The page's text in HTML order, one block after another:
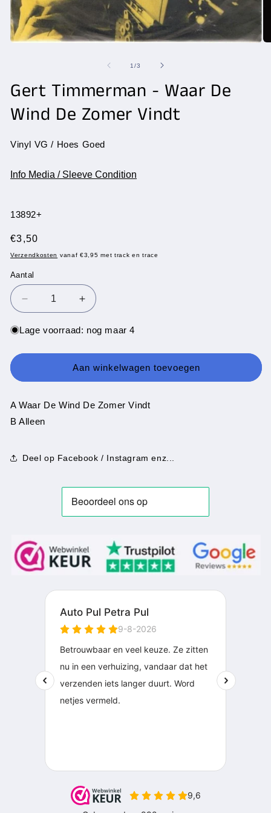
modaal
1/van
3
Gert Timmerman - Waar De
Wind De Zomer Vindt
Vinyl VG / Hoes Goed
Info Media / Sleeve Condition
SKU:
13892+
Normale
prijs
€3,50
Verzendkosten vanaf €3,95 met track en trace
Aantal
Aantal
Aantal
verlagen
voor
Timmerman
Waar
Wind
De
Aantal
verhogen
voor
Timmerman
-
Waar
Wind
Lage voorraad: nog maar 4
Aan winkelwagen toevoegen
A Waar De Wind De Zomer Vindt
B Alleen
Deel op Facebook / Instagram enz...